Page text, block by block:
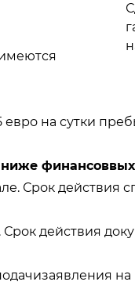
на сутки
Срок действия
действия